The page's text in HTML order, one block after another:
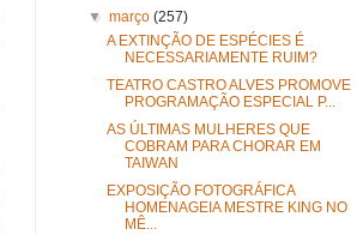
▼março(257)
A EXTINÇÃO DE ESPÉCIES É
NECESSARIAMENTE RUIM?
TEATRO CASTRO ALVES PROMOVE
PROGRAMAÇÃO ESPECIAL P...
AS ÚLTIMAS MULHERES QUE
COBRAM PARA CHORAR EM
TAIWAN
EXPOSIÇÃO FOTOGRÁFICA
HOMENAGEIA MESTRE KING NO
MÊ...